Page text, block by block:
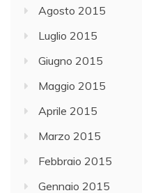
Agosto 2015
Luglio 2015
Giugno 2015
Maggio 2015
Aprile 2015
Marzo 2015
Febbraio 2015
Gennaio 2015